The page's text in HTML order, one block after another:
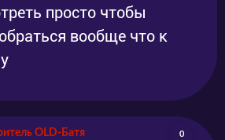
просто чтобы
вообще что к
OLD-Батя 0